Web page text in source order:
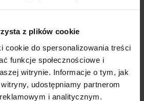
z plików cookie
cookie do spersonalizowania treści
funkcje społecznościowe i
witrynie. Informacje o tym, jak
udostępniamy partnerom
i analitycznym.
TECHNICZNA